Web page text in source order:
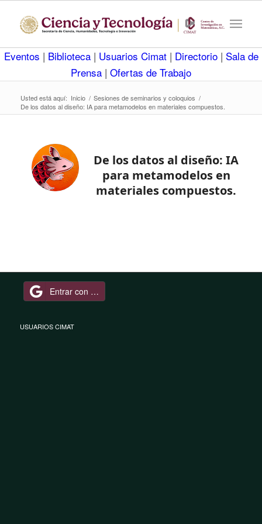
Eventos | Biblioteca | Usuarios Cimat | Directorio | Sala de
Prensa | Ofertas de Trabajo
Usted está aquí: Inicio / Sesiones de seminarios y coloquios /
De los datos al diseño: IA para metamodelos en materiales compuestos.
De los datos al diseño: IA
para metamodelos en
materiales compuestos.
Entrar con Google
USUARIOS CIMAT